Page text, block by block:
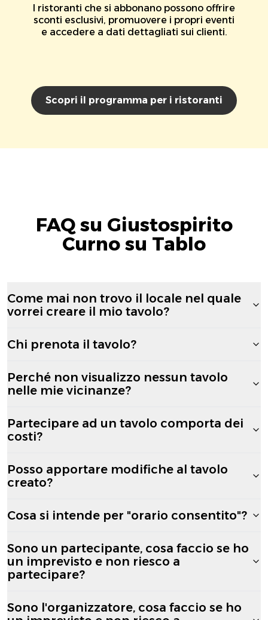
I ristoranti che si abbonano possono offrire
sconti esclusivi, promuovere i propri eventi
e accedere a dati dettagliati sui clienti.
Scopri il programma per i ristoranti
FAQ su Giustospirito
Curno su Tablo
Come mai non trovo il locale nel quale
vorrei creare il mio tavolo?
Chi prenota il tavolo?
Perché non visualizzo nessun tavolo
nelle mie vicinanze?
Partecipare ad un tavolo comporta dei
costi?
Posso apportare modifiche al tavolo
creato?
Cosa si intende per "orario consentito"?
Sono un partecipante, cosa faccio se ho
un imprevisto e non riesco a
partecipare?
Sono l'organizzatore, cosa faccio se ho